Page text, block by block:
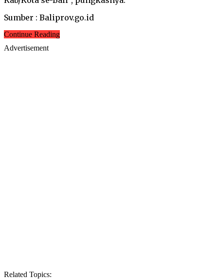
Sumber : Baliprov.go.id
Continue Reading
Advertisement
Related Topics: